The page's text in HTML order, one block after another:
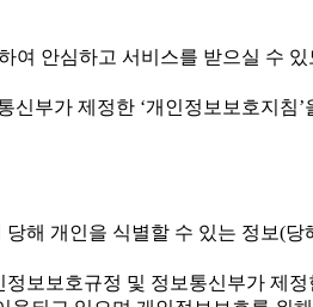
여 안심하고 서비스를 받으실 수
부가 제정한 ‘개인정보보호지침
해 개인을 식별할 수 있는 정보(
보보호규정 및 정보통신부가 제